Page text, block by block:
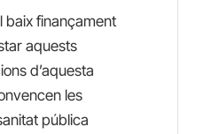
baix finançament
aquests
d’aquesta
les
pública